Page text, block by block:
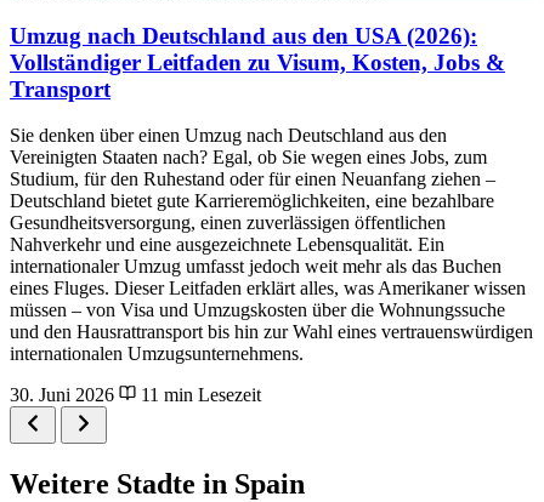
Umzug nach Deutschland aus den USA (2026):
Vollständiger Leitfaden zu Visum, Kosten, Jobs &
Transport
Sie denken über einen Umzug nach Deutschland aus den
Vereinigten Staaten nach? Egal, ob Sie wegen eines Jobs, zum
Studium, für den Ruhestand oder für einen Neuanfang ziehen –
Deutschland bietet gute Karrieremöglichkeiten, eine bezahlbare
Gesundheitsversorgung, einen zuverlässigen öffentlichen
Nahverkehr und eine ausgezeichnete Lebensqualität. Ein
internationaler Umzug umfasst jedoch weit mehr als das Buchen
eines Fluges. Dieser Leitfaden erklärt alles, was Amerikaner wissen
müssen – von Visa und Umzugskosten über die Wohnungssuche
und den Hausrattransport bis hin zur Wahl eines vertrauenswürdigen
internationalen Umzugsunternehmens.
30. Juni 2026
11 min Lesezeit
Weitere Stadte in Spain